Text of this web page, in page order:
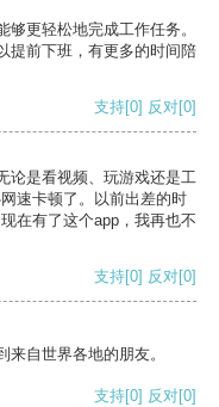
更轻松地完成工作任务。
提前下班，有更多的时间陪
支持[0] 反对[0]
论是看视频、玩游戏还是工
速卡顿了。以前出差的时
在有了这个app，我再也不
支持[0] 反对[0]
自世界各地的朋友。
支持[0] 反对[0]